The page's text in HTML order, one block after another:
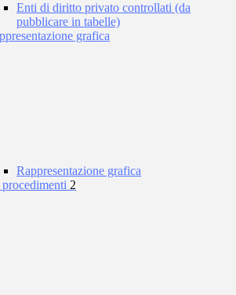
Enti di diritto privato controllati (da
pubblicare in tabelle)
grafica
Rappresentazione grafica
2